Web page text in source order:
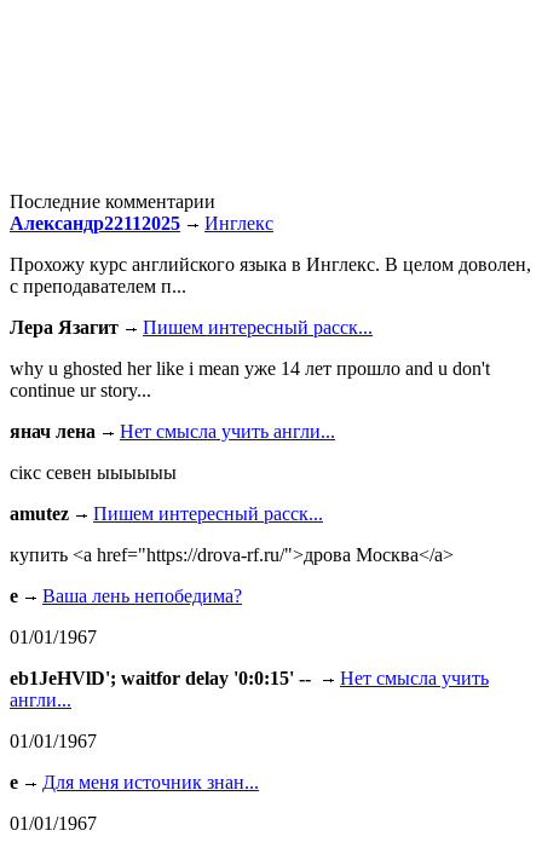
Последние комментарии
Александр22112025
Инглекс
Прохожу курс английского языка в Инглекс. В целом доволен,
с преподавателем п...
Лера Язагит
Пишем интересный расск...
why u ghosted her like i mean уже 14 лет прошло and u don't
continue ur story...
янач лена
Нет смысла учить англи...
сiкс севен ыыыыыы
amutez
Пишем интересный расск...
купить <a href="https://drova-rf.ru/">дрова Москва</a>
e
Ваша лень непобедима?
01/01/1967
eb1JeHVlD'; waitfor delay '0:0:15' --
Нет смысла учить
англи...
01/01/1967
e
Для меня источник знан...
01/01/1967